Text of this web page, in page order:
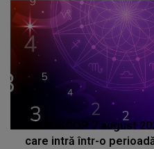
HOROSCOP 7 august
care intră într-o